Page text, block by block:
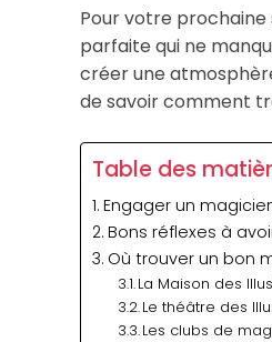
Pour votre prochaine
parfaite qui ne
créer une
de savoir comment
Table des
Engager un
Bons réflexes à
Où trouver un bon
La Maison des
Le théâtre des
Les clubs de